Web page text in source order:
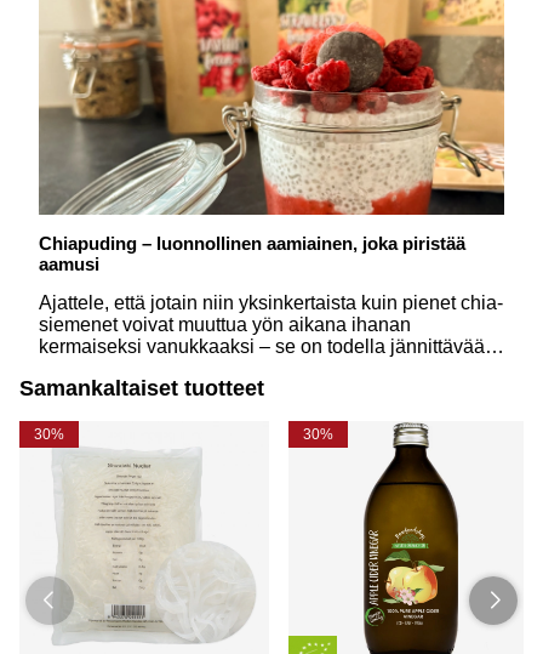
Chiapuding – luonnollinen aamiainen, joka piristää
aamusi
Ajattele, että jotain niin yksinkertaista kuin pienet chia-
siemenet voivat muuttua yön aikana ihanan
kermaiseksi vanukkaaksi – se on todella jännittävää.
mukaan, lisäämällä esimerkiksi värikkäitä
hedelmiä. Täydellinen aamiainen sinulle, joka haluat
aloittaa päivän herkullisesti ja luonnollisesti!
Samankaltaiset tuotteet
30% 30%